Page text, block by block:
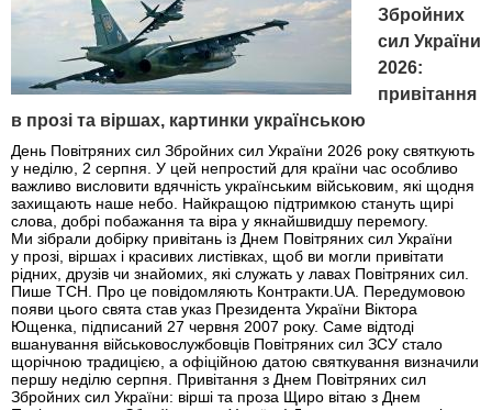
Збройних
сил України
2026:
привітання
в прозі та віршах, картинки українською
День Повітряних сил Збройних сил України 2026 року святкують
у неділю, 2 серпня. У цей непростий для країни час особливо
важливо висловити вдячність українським військовим, які щодня
захищають наше небо. Найкращою підтримкою стануть щирі
слова, добрі побажання та віра у якнайшвидшу перемогу.
Ми зібрали добірку привітань із Днем Повітряних сил України
у прозі, віршах і красивих листівках, щоб ви могли привітати
рідних, друзів чи знайомих, які служать у лавах Повітряних сил.
Пише ТСН. Про це повідомляють Контракти.UA. Передумовою
появи цього свята став указ Президента України Віктора
Ющенка, підписаний 27 червня 2007 року. Саме відтоді
вшанування військовослужбовців Повітряних сил ЗСУ стало
щорічною традицією, а офіційною датою святкування визначили
першу неділю серпня. Привітання з Днем Повітряних сил
Збройних сил України: вірші та проза Щиро вітаю з Днем